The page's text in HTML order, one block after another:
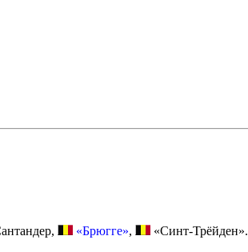
«Брюгге», «Синт-Трёйден».